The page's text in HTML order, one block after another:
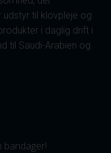
udstyr til klovpleje og
i daglig drift i
til Saudi-Arabien og